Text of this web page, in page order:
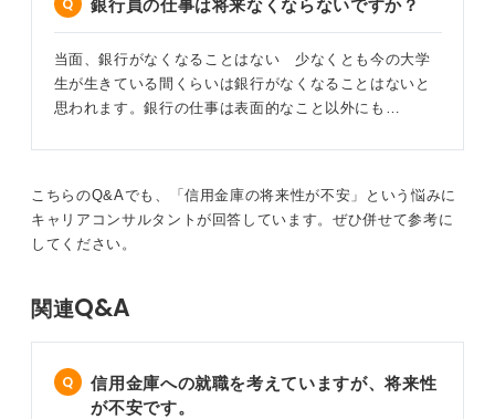
銀行員の仕事は将来なくならないですか？
当面、銀行がなくなることはない 少なくとも今の大学
生が生きている間くらいは銀行がなくなることはないと
思われます。銀行の仕事は表面的なこと以外にも…
こちらのQ&Aでも、「信用金庫の将来性が不安」という悩みに
キャリアコンサルタントが回答しています。ぜひ併せて参考に
してください。
関連Q&A
信用金庫への就職を考えていますが、将来性
が不安です。